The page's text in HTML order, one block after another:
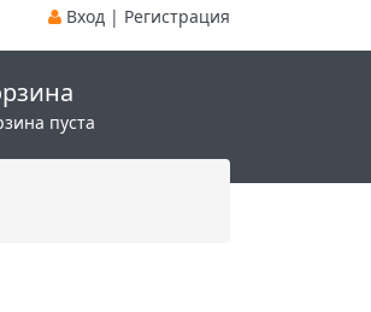
Вход | Регистрация
пуста